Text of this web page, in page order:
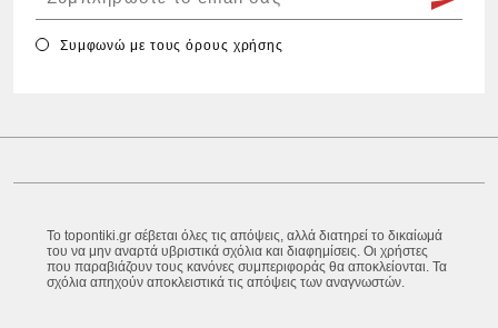
Συμφωνώ με τουςόρους χρήσης
Το topontiki.gr σέβεται όλες τις απόψεις, αλλά διατηρεί το δικαίωμά
του να μην αναρτά υβριστικά σχόλια και διαφημίσεις. Οι χρήστες
που παραβιάζουν τους κανόνες συμπεριφοράς θα αποκλείονται. Τα
σχόλια απηχούν αποκλειστικά τις απόψεις των αναγνωστών.